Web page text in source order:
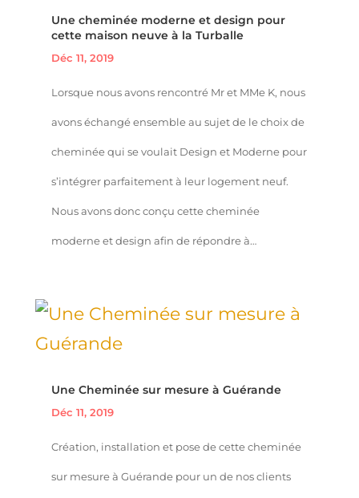
Une cheminée moderne et design pour
cette maison neuve à la Turballe
Déc 11, 2019
Lorsque nous avons rencontré Mr et MMe K, nous
avons échangé ensemble au sujet de le choix de
cheminée qui se voulait Design et Moderne pour
s’intégrer parfaitement à leur logement neuf.
Nous avons donc conçu cette cheminée
moderne et design afin de répondre à…
Une Cheminée sur mesure à Guérande
Déc 11, 2019
Création, installation et pose de cette cheminée
sur mesure à Guérande pour un de nos clients